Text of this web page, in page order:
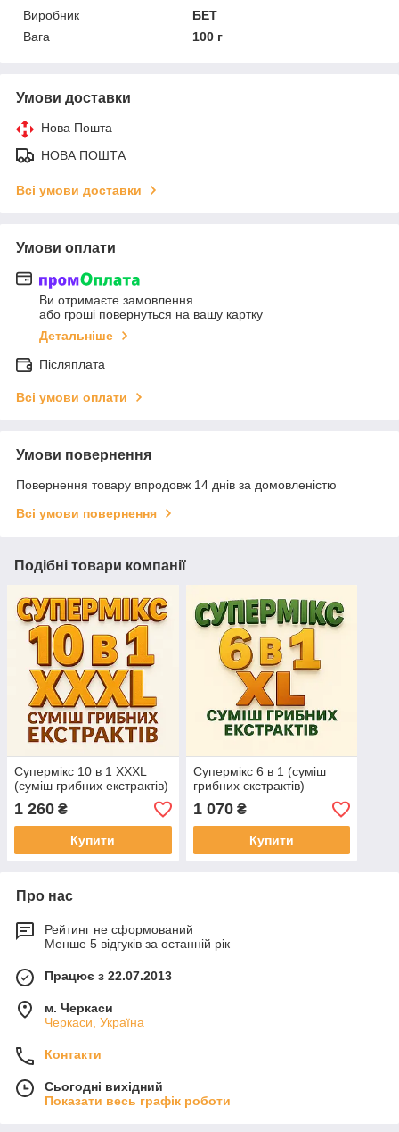
Виробник
БЕТ
Вага
100 г
Умови доставки
Нова Пошта
НОВА ПОШТА
Всі умови доставки
Умови оплати
Ви отримаєте замовлення
або гроші повернуться на вашу картку
Детальніше
Післяплата
Всі умови оплати
Умови повернення
Повернення товару впродовж 14 днів за домовленістю
Всі умови повернення
Подібні товари компанії
Супермікс 10 в 1 XXXL
(суміш грибних екстрактів)
1 260 ₴
Купити
Супермікс 6 в 1 (суміш
грибних єкстрактів)
1 070₴
Купити
Про нас
Рейтинг не сформований
Менше 5 відгуків за останній рік
Працює з 22.07.2013
м. Черкаси
Черкаси, Україна
Контакти
Сьогодні вихідний
Показати весь графік роботи